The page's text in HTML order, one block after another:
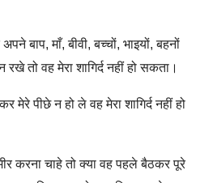
बाप, माँ, बीवी, बच्चों, भाइयों, बहनों
तो वह मेरा शागिर्द नहीं हो सकता।
मेरे पीछे न हो ले वह मेरा शागिर्द नहीं हो
करना चाहे तो क्या वह पहले बैठकर पूरे